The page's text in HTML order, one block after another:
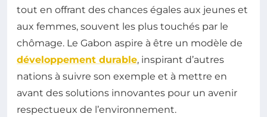
tout en offrant des chances égales aux jeunes et
aux femmes, souvent les plus touchés par le
chômage. Le Gabon aspire à être un modèle de
développement durable, inspirant d’autres
nations à suivre son exemple et à mettre en
avant des solutions innovantes pour un avenir
respectueux de l’environnement.